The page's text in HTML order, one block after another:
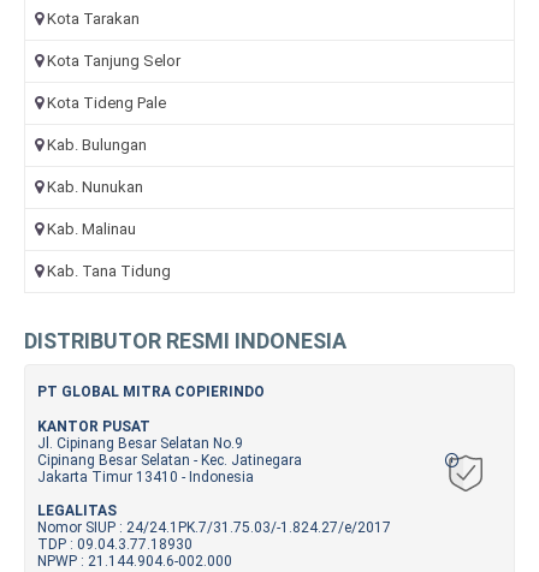
Kota Tarakan
Kota Tanjung Selor
Kota Tideng Pale
Kab. Bulungan
Kab. Nunukan
Kab. Malinau
Kab. Tana Tidung
DISTRIBUTOR RESMI INDONESIA
PT GLOBAL MITRA COPIERINDO
KANTOR PUSAT
Jl. Cipinang Besar Selatan No.9
Cipinang Besar Selatan - Kec. Jatinegara
Jakarta Timur 13410 - Indonesia
LEGALITAS
Nomor SIUP : 24/24.1PK.7/31.75.03/-1.824.27/e/2017
TDP : 09.04.3.77.18930
NPWP : 21.144.904.6-002.000